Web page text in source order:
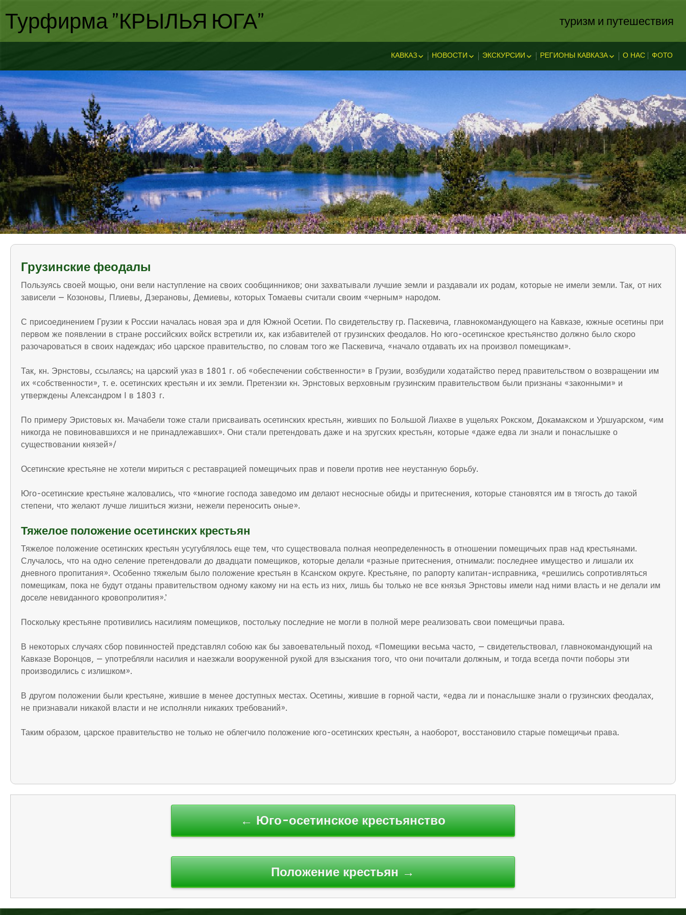
Турфирма "КРЫЛЬЯ ЮГА" туризм и путешествия
КАВКАЗ
ДОСТОПРИМЕЧАТЕЛЬНОСТ
КАВКАЗСКИЕ МИНЕРАЛЬНЫЕ
НОВОСТИ ЭКСКУРСИИ РЕГИОНЫ КАВКАЗА
ЛЕГЕНДЫ АДЫГЕИ
ДАГЕСТАН
ИНГУШЕТИЯ
КУБАНЬ
КАБАРДИНО-БАЛКАРИЯ
КАРАЧАЕВО-ЧЕРКЕССИЯ
ОСЕТИЯ
О НАС ФОТО
Грузинские феодалы
Пользуясь своей мощью, они вели наступление на своих сообщинников; они захватывали лучшие земли и раздавали их родам, которые не имели земли. Так, от них
зависели — Козоновы, Плиевы, Дзерановы, Демиевы, которых Томаевы считали своим «черным» народом.
С присоединением Грузии к России началась новая эра и для Южной Осетии. По свидетельству гр. Паскевича, главнокомандующего на Кавказе, южные осетины при
первом же появлении в стране российских войск встретили их, как избавителей от грузинских феодалов. Но юго-осетинское крестьянство должно было скоро
разочароваться в своих надеждах; ибо царское правительство, по словам того же Паскевича, «начало отдавать их на произвол помещикам».
Так, кн. Эрнстовы, ссылаясь; на царский указ в 1801 г. об «обеспечении собственности» в Грузии, возбудили ходатайство перед правительством о возвращении им
их «собственности», т. е. осетинских крестьян и их земли. Претензии кн. Эрнстовых верховным грузинским правительством были признаны «законными» и
утверждены Александром I в 1803 г.
По примеру Эристовых кн. Мачабели тоже стали присваивать осетинских крестьян, живших по Большой Лиахве в ущельях Рокском, Докамакском и Уршуарском, «им
никогда не повиновавшихся и не принадлежавших». Они стали претендовать даже и на зругских крестьян, которые «даже едва ли знали и понаслышке о
существовании князей»/
Осетинские крестьяне не хотели мириться с реставрацией помещичьих прав и повели против нее неустанную борьбу.
Юго-осетинские крестьяне жаловались, что «многие господа заведомо им делают несносные обиды и притеснения, которые становятся им в тягость до такой
степени, что желают лучше лишиться жизни, нежели переносить оные».
Тяжелое положение осетинских крестьян
Тяжелое положение осетинских крестьян усугублялось еще тем, что существовала полная неопределенность в отношении помещичьих прав над крестьянами.
Случалось, что на одно селение претендовали до двадцати помещиков, которые делали «разные притеснения, отнимали: последнее имущество и лишали их
дневного пропитания». Особенно тяжелым было положение крестьян в Ксанском округе. Крестьяне, по рапорту капитан-исправника, «решились сопротивляться
помещикам, пока не будут отданы правительством одному какому ни на есть из них, лишь бы только не все князья Эрнстовы имели над ними власть и не делали им
доселе невиданного кровопролития».’
Поскольку крестьяне противились насилиям помещиков, постольку последние не могли в полной мере реализовать свои помещичьи права.
В некоторых случаях сбор повинностей представлял собою как бы завоевательный поход. «Помещики весьма часто, — свидетельствовал, главнокомандующий на
Кавказе Воронцов, — употребляли насилия и наезжали вооруженной рукой для взыскания того, что они почитали должным, и тогда всегда почти поборы эти
производились с излишком».
В другом положении были крестьяне, жившие в менее доступных местах. Осетины, жившие в горной части, «едва ли и понаслышке знали о грузинских феодалах,
не признавали никакой власти и не исполняли никаких требований».
Таким образом, царское правительство не только не облегчило положение юго-осетинских крестьян, а наоборот, восстановило старые помещичьи права.
Положение крестьян →
← Юго-осетинское крестьянство